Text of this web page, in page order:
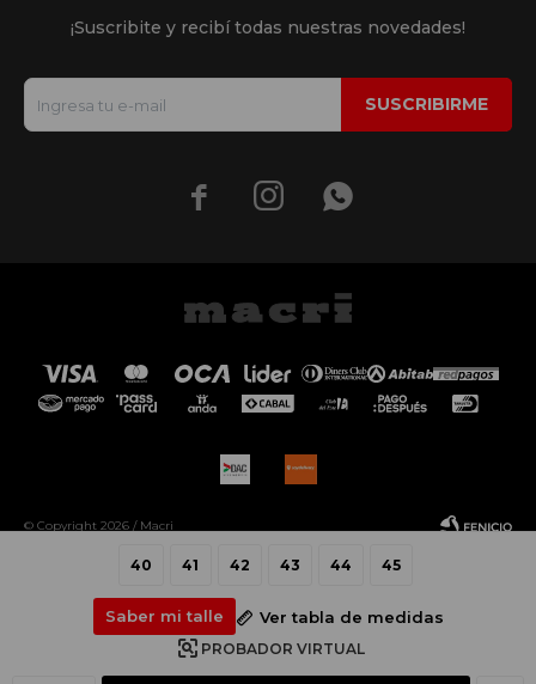
40 41 42 43 44 45
Saber mi talle Ver tabla de medidas
PROBADOR VIRTUAL
¡Suscribite y recibí todas nuestras novedades!
SUSCRIBIRME
  
© Copyright 2026 / Macri